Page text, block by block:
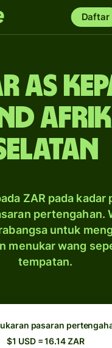
Daftar
AS
ZAR pada kadar
pertengahan.
untuk
menukar wang
tempatan.
pasaran
$1 USD = 16.14 ZAR